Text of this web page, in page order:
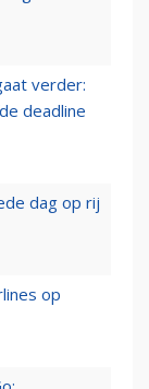
verder:
deadline
dag op rij
op